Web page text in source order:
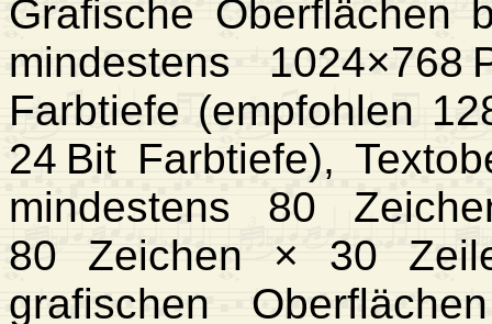
Grafische Oberflächen
mindestens
Farbtiefe (empfohlen
24 Bit Farbtiefe),
mindestens 80
80 Zeichen × 30
grafischen